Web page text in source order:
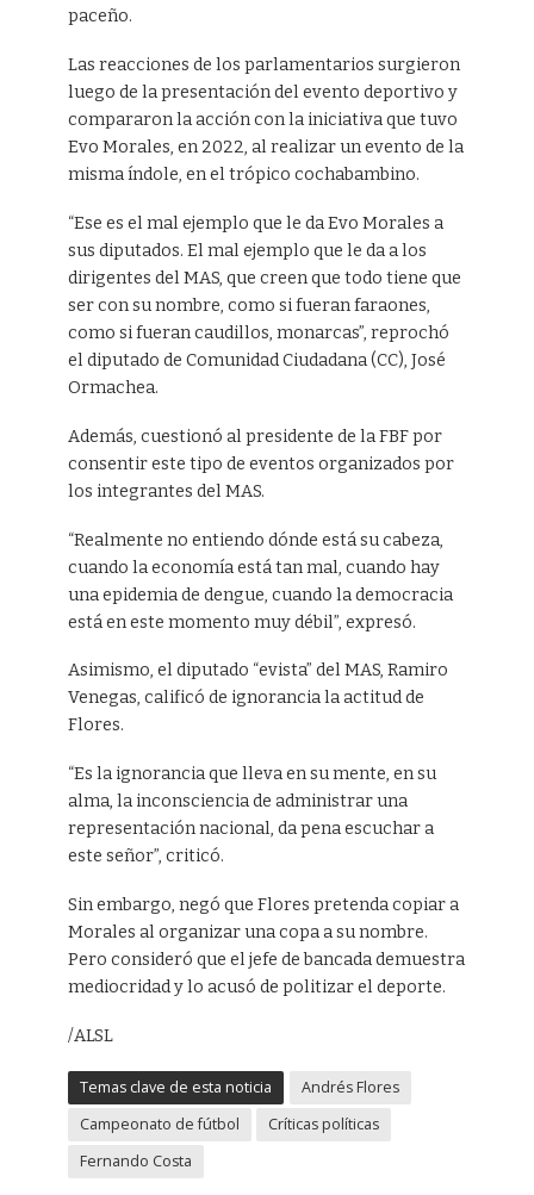
paceño.
Las reacciones de los parlamentarios surgieron
luego de la presentación del evento deportivo y
compararon la acción con la iniciativa que tuvo
Evo Morales, en 2022, al realizar un evento de la
misma índole, en el trópico cochabambino.
“Ese es el mal ejemplo que le da Evo Morales a
sus diputados. El mal ejemplo que le da a los
dirigentes del MAS, que creen que todo tiene que
ser con su nombre, como si fueran faraones,
como si fueran caudillos, monarcas”, reprochó
el diputado de Comunidad Ciudadana (CC), José
Ormachea.
Además, cuestionó al presidente de la FBF por
consentir este tipo de eventos organizados por
los integrantes del MAS.
“Realmente no entiendo dónde está su cabeza,
cuando la economía está tan mal, cuando hay
una epidemia de dengue, cuando la democracia
está en este momento muy débil”, expresó.
Asimismo, el diputado “evista” del MAS, Ramiro
Venegas, calificó de ignorancia la actitud de
Flores.
“Es la ignorancia que lleva en su mente, en su
alma, la inconsciencia de administrar una
representación nacional, da pena escuchar a
este señor”, criticó.
Sin embargo, negó que Flores pretenda copiar a
Morales al organizar una copa a su nombre.
Pero consideró que el jefe de bancada demuestra
mediocridad y lo acusó de politizar el deporte.
/ALSL
Temas clave de esta noticia
Andrés Flores
Campeonato de fútbol
Críticas políticas
Fernando Costa